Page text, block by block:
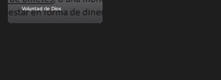
Voluntad de Dios